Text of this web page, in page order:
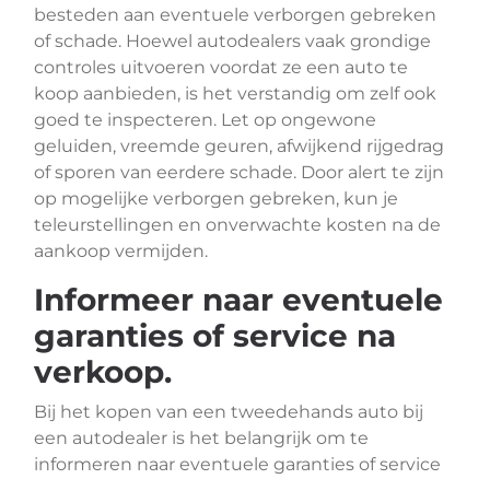
besteden aan eventuele verborgen gebreken
of schade. Hoewel autodealers vaak grondige
controles uitvoeren voordat ze een auto te
koop aanbieden, is het verstandig om zelf ook
goed te inspecteren. Let op ongewone
geluiden, vreemde geuren, afwijkend rijgedrag
of sporen van eerdere schade. Door alert te zijn
op mogelijke verborgen gebreken, kun je
teleurstellingen en onverwachte kosten na de
aankoop vermijden.
Informeer naar eventuele
garanties of service na
verkoop.
Bij het kopen van een tweedehands auto bij
een autodealer is het belangrijk om te
informeren naar eventuele garanties of service